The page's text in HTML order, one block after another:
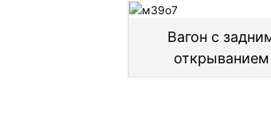
Вагон с
открыванием